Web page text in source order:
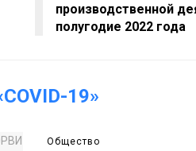
производственной
полугодие 2022 года
19»
Общество